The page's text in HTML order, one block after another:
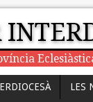
LES